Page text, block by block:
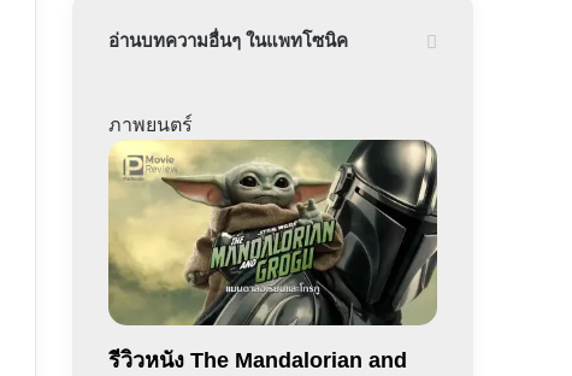
อ่านบทความอื่นๆ ในแพทโซนิค
ภาพยนตร์
รีวิวหนัง The Mandalorian and